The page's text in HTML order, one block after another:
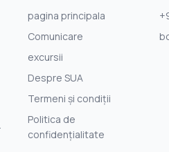
pagina principala
Comunicare
excursii
Despre SUA
Termeni și condiții
Politica de
confidențialitate